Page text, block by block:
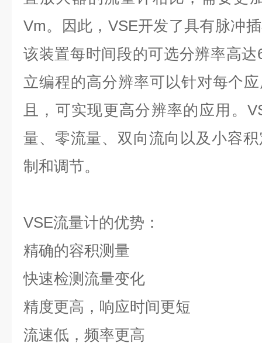
Vm。因此，VSE开发了具有脉冲
该装置每时间段的可选分辨率高
立编程的高分辨率可以针对每个
且，可实现更高分辨率的应用。
量、零流量、双向流向以及小容
制和调节。
VSE流量计的优势：
精确的容积测量
快速检测流量变化
精度更高，响应时间更短
流速低，频率更高